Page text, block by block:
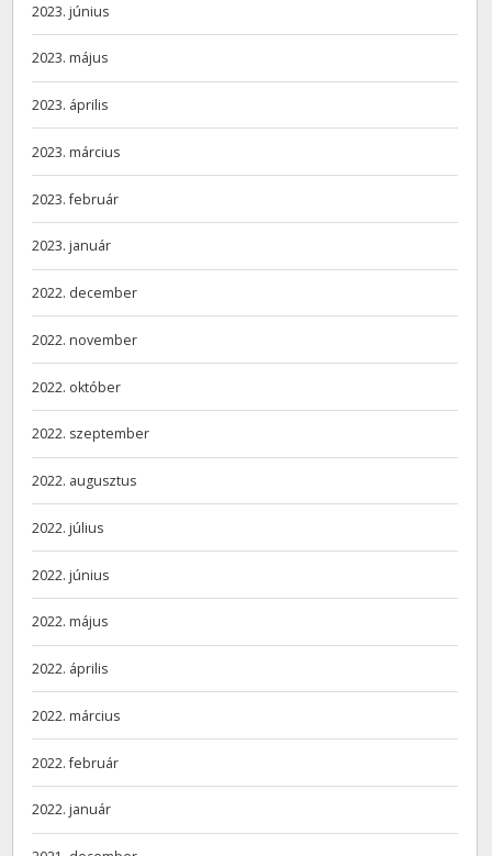
2023. június
2023. május
2023. április
2023. március
2023. február
2023. január
2022. december
2022. november
2022. október
2022. szeptember
2022. augusztus
2022. július
2022. június
2022. május
2022. április
2022. március
2022. február
2022. január